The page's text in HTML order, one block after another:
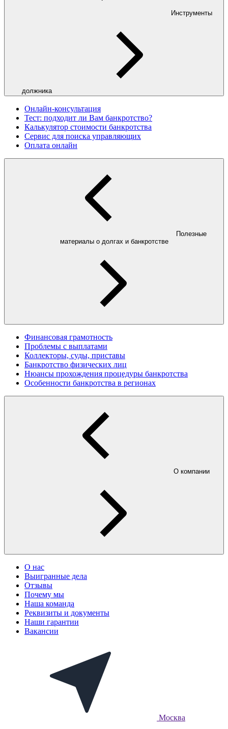
Инструменты
должника
Онлайн-консультация
Тест: подходит ли Вам банкротство?
Калькулятор стоимости банкротства
Сервис для поиска управляющих
Оплата онлайн
Полезные
материалы о долгах и банкротстве
Финансовая грамотность
Проблемы с выплатами
Коллекторы, суды, приставы
Банкротство физических лиц
Нюансы прохождения процедуры банкротства
Особенности банкротства в регионах
О компании
О нас
Выигранные дела
Отзывы
Почему мы
Наша команда
Реквизиты и документы
Наши гарантии
Вакансии
Москва